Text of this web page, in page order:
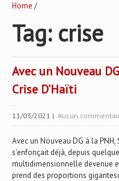
Home /
Tag: crise
Avec un Nouveau
Crise D’Haïti
11/03/2021 | Aucun
Avec un Nouveau DG à la PNH,
s’enfonçait déjà, depuis
multidimensionnelle devenue
prend des proportions